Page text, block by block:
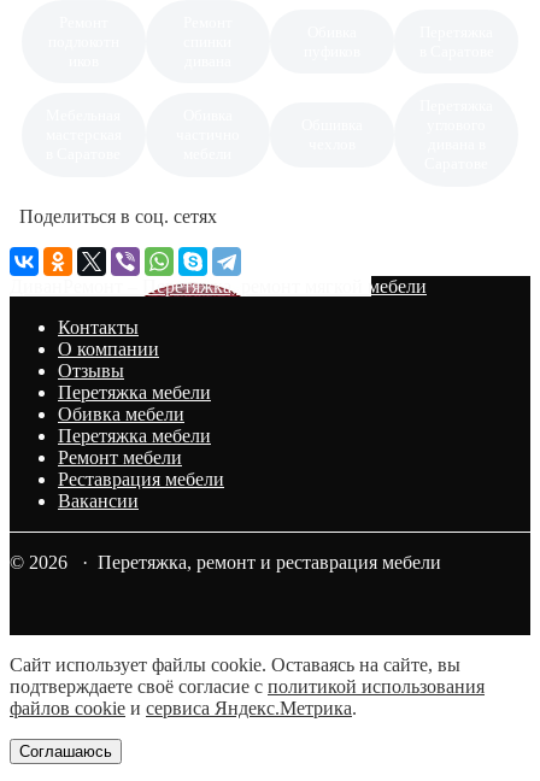
Поделиться в соц. сетях
ДиванРемонт – Перетяжка, ремонт мягкой мебели
Контакты
О компании
Отзывы
Перетяжка мебели
Обивка мебели
Перетяжка мебели
Ремонт мебели
Реставрация мебели
Вакансии
© 2026 · Перетяжка, ремонт и реставрация мебели
Сайт использует файлы cookie. Оставаясь на сайте, вы
подтверждаете своё согласие с политикой использования
файлов cookie и сервиса Яндекс.Метрика.
Соглашаюсь